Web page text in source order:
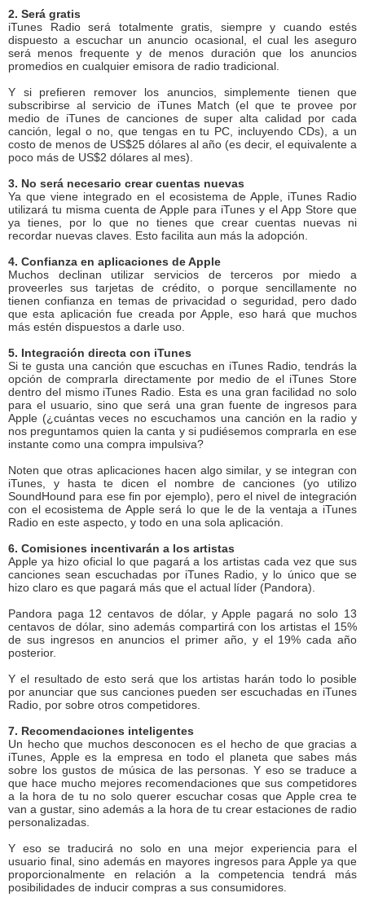
2. Será gratis
iTunes Radio será totalmente gratis, siempre y cuando estés
dispuesto a escuchar un anuncio ocasional, el cual les aseguro
será menos frequente y de menos duración que los anuncios
promedios en cualquier emisora de radio tradicional.
Y si prefieren remover los anuncios, simplemente tienen que
subscribirse al servicio de iTunes Match (el que te provee por
medio de iTunes de canciones de super alta calidad por cada
canción, legal o no, que tengas en tu PC, incluyendo CDs), a un
costo de menos de US$25 dólares al año (es decir, el equivalente a
poco más de US$2 dólares al mes).
3. No será necesario crear cuentas nuevas
Ya que viene integrado en el ecosistema de Apple, iTunes Radio
utilizará tu misma cuenta de Apple para iTunes y el App Store que
ya tienes, por lo que no tienes que crear cuentas nuevas ni
recordar nuevas claves. Esto facilita aun más la adopción.
4. Confianza en aplicaciones de Apple
Muchos declinan utilizar servicios de terceros por miedo a
proveerles sus tarjetas de crédito, o porque sencillamente no
tienen confianza en temas de privacidad o seguridad, pero dado
que esta aplicación fue creada por Apple, eso hará que muchos
más estén dispuestos a darle uso.
5. Integración directa con iTunes
Si te gusta una canción que escuchas en iTunes Radio, tendrás la
opción de comprarla directamente por medio de el iTunes Store
dentro del mismo iTunes Radio. Esta es una gran facilidad no solo
para el usuario, sino que será una gran fuente de ingresos para
Apple (¿cuántas veces no escuchamos una canción en la radio y
nos preguntamos quien la canta y si pudiésemos comprarla en ese
instante como una compra impulsiva?
Noten que otras aplicaciones hacen algo similar, y se integran con
iTunes, y hasta te dicen el nombre de canciones (yo utilizo
SoundHound para ese fin por ejemplo), pero el nivel de integración
con el ecosistema de Apple será lo que le de la ventaja a iTunes
Radio en este aspecto, y todo en una sola aplicación.
6. Comisiones incentivarán a los artistas
Apple ya hizo oficial lo que pagará a los artistas cada vez que sus
canciones sean escuchadas por iTunes Radio, y lo único que se
hizo claro es que pagará más que el actual líder (Pandora).
Pandora paga 12 centavos de dólar, y Apple pagará no solo 13
centavos de dólar, sino además compartirá con los artistas el 15%
de sus ingresos en anuncios el primer año, y el 19% cada año
posterior.
Y el resultado de esto será que los artistas harán todo lo posible
por anunciar que sus canciones pueden ser escuchadas en iTunes
Radio, por sobre otros competidores.
7. Recomendaciones inteligentes
Un hecho que muchos desconocen es el hecho de que gracias a
iTunes, Apple es la empresa en todo el planeta que sabes más
sobre los gustos de música de las personas. Y eso se traduce a
que hace mucho mejores recomendaciones que sus competidores
a la hora de tu no solo querer escuchar cosas que Apple crea te
van a gustar, sino además a la hora de tu crear estaciones de radio
personalizadas.
Y eso se traducirá no solo en una mejor experiencia para el
usuario final, sino además en mayores ingresos para Apple ya que
proporcionalmente en relación a la competencia tendrá más
posibilidades de inducir compras a sus consumidores.